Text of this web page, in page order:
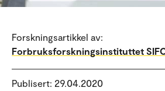
Forskningsartikkel av:
Forbruksforskningsinstituttet
Publisert: 29.04.2020